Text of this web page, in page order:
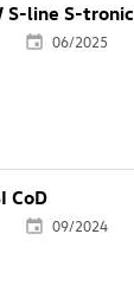
S-line S-tronic
06/2025
CoD
09/2024